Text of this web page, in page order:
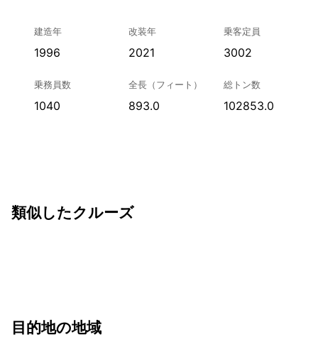
建造年
1996
改装年
2021
乗客定員
3002
乗務員数
1040
全長（フィート）
893.0
総トン数
102853.0
類似したクルーズ
目的地の地域